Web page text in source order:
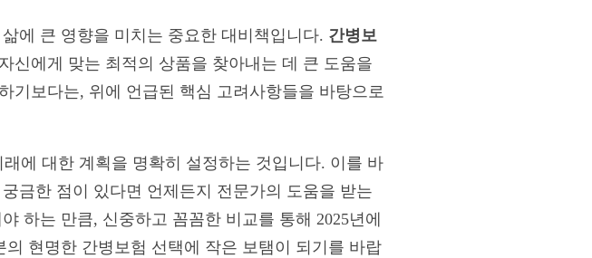
에 큰 영향을 미치는 중요한 대비책입니다. 간병보
신에게 맞는 최적의 상품을 찾아내는 데 큰 도움을
기보다는, 위에 언급된 핵심 고려사항들을 바탕으로
에 대한 계획을 명확히 설정하는 것입니다. 이를 바
금한 점이 있다면 언제든지 전문가의 도움을 받는
하는 만큼, 신중하고 꼼꼼한 비교를 통해 2025년에
현명한 간병보험 선택에 작은 보탬이 되기를 바랍